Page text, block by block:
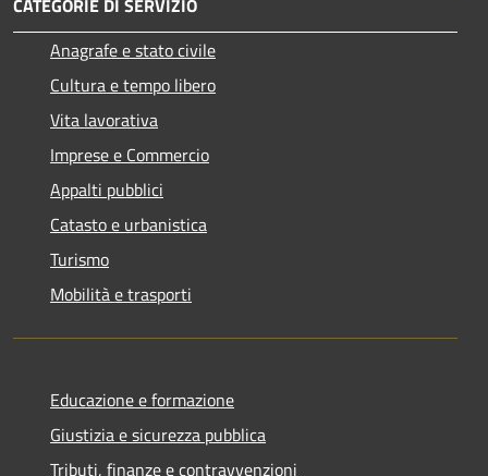
CATEGORIE DI SERVIZIO
Anagrafe e stato civile
Cultura e tempo libero
Vita lavorativa
Imprese e Commercio
Appalti pubblici
Catasto e urbanistica
Turismo
Mobilità e trasporti
Educazione e formazione
Giustizia e sicurezza pubblica
Tributi, finanze e contravvenzioni